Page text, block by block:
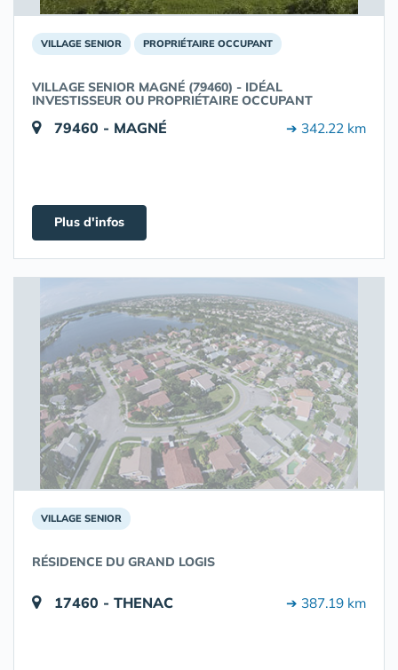
VILLAGE SENIOR PROPRIÉTAIRE OCCUPANT
VILLAGE SENIOR MAGNÉ (79460) - IDÉAL
INVESTISSEUR OU PROPRIÉTAIRE OCCUPANT
79460 - MAGNÉ ➔ 342.22 km
Plus d'infos
VILLAGE SENIOR
RÉSIDENCE DU GRAND LOGIS
17460 - THENAC ➔ 387.19 km